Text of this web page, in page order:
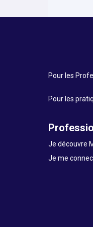
Pour les
Pour les
Je découvre
Je me